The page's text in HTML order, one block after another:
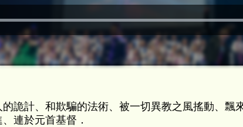
詭計、和欺騙的法術、被一切異教之風搖動、飄
連於元首基督．